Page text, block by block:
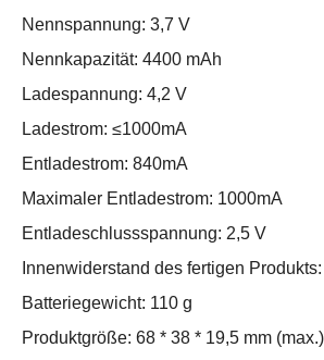
Nennspannung: 3,7 V
Nennkapazität: 4400 mAh
Ladespannung: 4,2 V
Ladestrom: ≤1000mA
Entladestrom: 840mA
Maximaler Entladestrom: 1000mA
Entladeschlussspannung: 2,5 V
Innenwiderstand des fertigen
Batteriegewicht: 110 g
Produktgröße: 68 * 38 * 19,5 mm (max.)